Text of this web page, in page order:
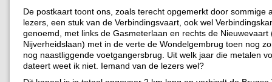
De postkaart toont ons, zoals terecht opgemerkt door sommige
lezers, een stuk van de Verbindingsvaart, ook wel
genoemd, met links de Gasmeterlaan en rechts de Nieuwevaart
Nijverheidslaan) met in de verte de Wondelgembrug toen nog
nog naastliggende voetgangersbrug. Uit welk jaar die metalen
dateert weet ik niet. Iemand van de lezers wel?